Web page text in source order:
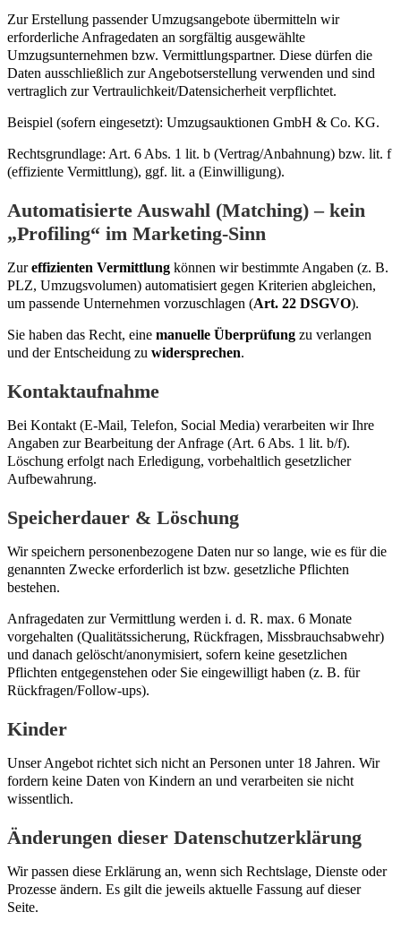
Zur Erstellung passender Umzugsangebote übermitteln wir
erforderliche Anfragedaten an sorgfältig ausgewählte
Umzugsunternehmen bzw. Vermittlungspartner. Diese dürfen die
Daten ausschließlich zur Angebotserstellung verwenden und sind
vertraglich zur Vertraulichkeit/Datensicherheit verpflichtet.
Beispiel (sofern eingesetzt): Umzugsauktionen GmbH & Co. KG.
Rechtsgrundlage: Art. 6 Abs. 1 lit. b (Vertrag/Anbahnung) bzw. lit. f
(effiziente Vermittlung), ggf. lit. a (Einwilligung).
Automatisierte Auswahl (Matching) – kein
„Profiling“ im Marketing-Sinn
Zureffizienten Vermittlung können wir bestimmte Angaben (z. B.
PLZ, Umzugsvolumen) automatisiert gegen Kriterien abgleichen,
um passende Unternehmen vorzuschlagen (Art. 22 DSGVO).
Sie haben das Recht, eine manuelle Überprüfung zu verlangen
und der Entscheidung zu widersprechen.
Kontaktaufnahme
Bei Kontakt (E-Mail, Telefon, Social Media) verarbeiten wir Ihre
Angaben zur Bearbeitung der Anfrage (Art. 6 Abs. 1 lit. b/f).
Löschung erfolgt nach Erledigung, vorbehaltlich gesetzlicher
Aufbewahrung.
Speicherdauer & Löschung
Wir speichern personenbezogene Daten nur so lange, wie es für die
genannten Zwecke erforderlich ist bzw. gesetzliche Pflichten
bestehen.
Anfragedaten zur Vermittlung werden i. d. R. max. 6 Monate
vorgehalten (Qualitätssicherung, Rückfragen, Missbrauchsabwehr)
und danach gelöscht/anonymisiert, sofern keine gesetzlichen
Pflichten entgegenstehen oder Sie eingewilligt haben (z. B. für
Rückfragen/Follow-ups).
Kinder
Unser Angebot richtet sich nicht an Personen unter 18 Jahren. Wir
fordern keine Daten von Kindern an und verarbeiten sie nicht
wissentlich.
Änderungen dieser Datenschutzerklärung
Wir passen diese Erklärung an, wenn sich Rechtslage, Dienste oder
Prozesse ändern. Es gilt die jeweils aktuelle Fassung auf dieser
Seite.